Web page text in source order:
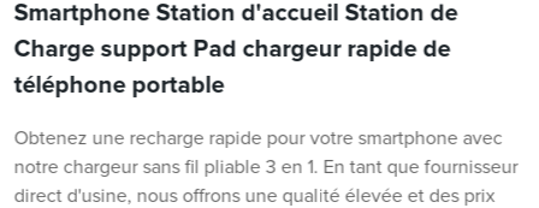
Smartphone Station d'accueil Station de
Charge support Pad chargeur rapide de
téléphone portable
Obtenez une recharge rapide pour votre smartphone avec
notre chargeur sans fil pliable 3 en 1. En tant que fournisseur
direct d'usine, nous offrons une qualité élevée et des prix